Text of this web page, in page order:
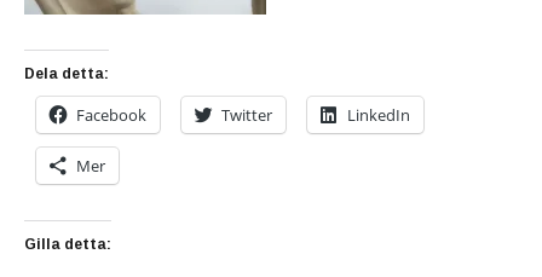
Dela detta:
Facebook Twitter LinkedIn
Mer
Gilla detta: